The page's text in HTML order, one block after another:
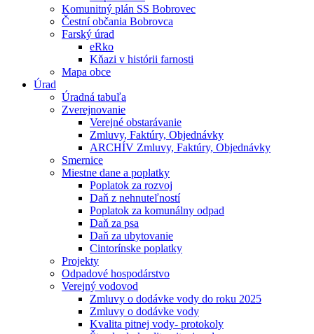
Komunitný plán SS Bobrovec
Čestní občania Bobrovca
Farský úrad
eRko
Kňazi v histórii farnosti
Mapa obce
Úrad
Úradná tabuľa
Zverejnovanie
Verejné obstarávanie
Zmluvy, Faktúry, Objednávky
ARCHÍV Zmluvy, Faktúry, Objednávky
Smernice
Miestne dane a poplatky
Poplatok za rozvoj
Daň z nehnuteľností
Poplatok za komunálny odpad
Daň za psa
Daň za ubytovanie
Cintorínske poplatky
Projekty
Odpadové hospodárstvo
Verejný vodovod
Zmluvy o dodávke vody do roku 2025
Zmluvy o dodávke vody
Kvalita pitnej vody- protokoly